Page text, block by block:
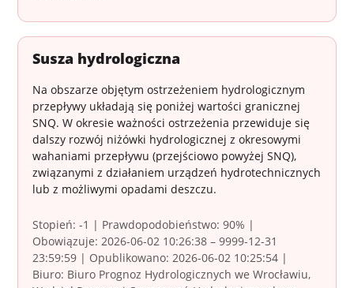
Susza hydrologiczna
Na obszarze objętym ostrzeżeniem hydrologicznym
przepływy układają się poniżej wartości granicznej
SNQ. W okresie ważności ostrzeżenia przewiduje się
dalszy rozwój niżówki hydrologicznej z okresowymi
wahaniami przepływu (przejściowo powyżej SNQ),
związanymi z działaniem urządzeń hydrotechnicznych
lub z możliwymi opadami deszczu.
Stopień: -1 | Prawdopodobieństwo: 90% |
Obowiązuje: 2026-06-02 10:26:38 – 9999-12-31
23:59:59 | Opublikowano: 2026-06-02 10:25:54 |
Biuro: Biuro Prognoz Hydrologicznych we Wrocławiu,